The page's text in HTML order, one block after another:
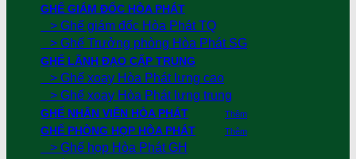
GHẾ GIÁM ĐỐC HÒA PHÁT
> Ghế giám đốc Hòa Phát TQ
> Ghế Trưởng phòng Hòa Phát SG
GHẾ LÃNH ĐẠO CẤP TRUNG
> Ghế xoay Hòa Phát lưng cao
> Ghế xoay Hòa Phát lưng trung
GHẾ NHÂN VIÊN HÒA PHÁT Thêm
GHẾ PHÒNG HỌP HÒA PHÁT Thêm
> Ghế họp Hòa Phát GH